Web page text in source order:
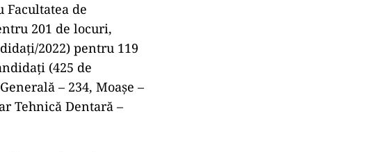
Facultatea de
201 de locuri,
2022) pentru 119
(425 de
– 234, Moaşe –
Tehnică Dentară –